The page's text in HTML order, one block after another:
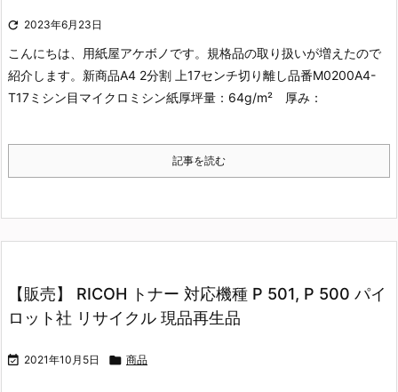
 2023年6月23日
こんにちは、用紙屋アケボノです。 規格品の取り扱いが増えたので
紹介します。 新商品A4 2分割 上17センチ切り離し品番M0200A4-
T17ミシン目マイクロミシン紙厚坪量：64g/m² 厚み：
記事を読む
【販売】 RICOH トナー 対応機種 P 501, P 500 パイ
ロット社 リサイクル 現品再生品
 2021年10月5日  商品